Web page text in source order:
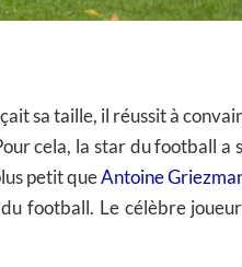
sa taille, il réussit à
cela, la star du football a
petit queAntoine
football. Le célèbre